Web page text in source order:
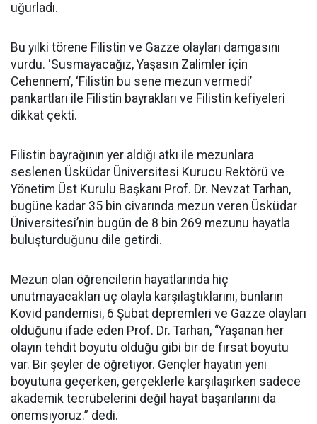
uğurladı.
Bu yılki törene Filistin ve Gazze olayları damgasını
vurdu. ‘Susmayacağız, Yaşasın Zalimler için
Cehennem’, ‘Filistin bu sene mezun vermedi’
pankartları ile Filistin bayrakları ve Filistin kefiyeleri
dikkat çekti.
Filistin bayrağının yer aldığı atkı ile mezunlara
seslenen Üsküdar Üniversitesi Kurucu Rektörü ve
Yönetim Üst Kurulu Başkanı Prof. Dr. Nevzat Tarhan,
bugüne kadar 35 bin civarında mezun veren Üsküdar
Üniversitesi’nin bugün de 8 bin 269 mezunu hayatla
buluşturduğunu dile getirdi.
Mezun olan öğrencilerin hayatlarında hiç
unutmayacakları üç olayla karşılaştıklarını, bunların
Kovid pandemisi, 6 Şubat depremleri ve Gazze olayları
olduğunu ifade eden Prof. Dr. Tarhan, “Yaşanan her
olayın tehdit boyutu olduğu gibi bir de fırsat boyutu
var. Bir şeyler de öğretiyor. Gençler hayatın yeni
boyutuna geçerken, gerçeklerle karşılaşırken sadece
akademik tecrübelerini değil hayat başarılarını da
önemsiyoruz.” dedi.